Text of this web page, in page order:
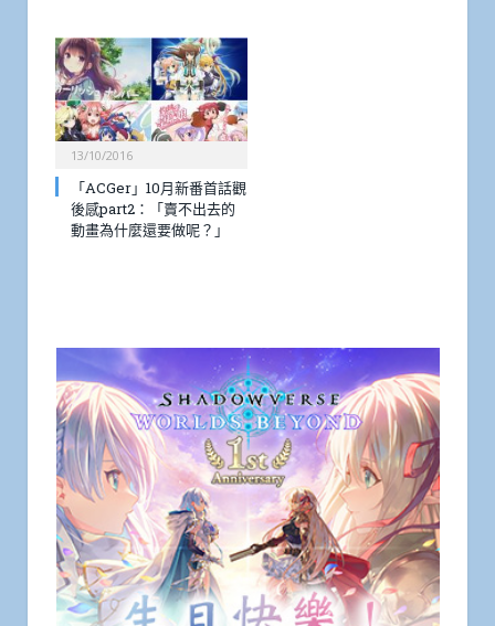
13/10/2016
「ACGer」10月新番首話觀
後感part2：「賣不出去的
動畫為什麼還要做呢？」